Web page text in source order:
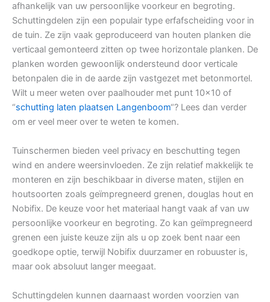
afhankelijk van uw persoonlijke voorkeur en begroting.
Schuttingdelen zijn een populair type erfafscheiding voor in
de tuin. Ze zijn vaak geproduceerd van houten planken die
verticaal gemonteerd zitten op twee horizontale planken. De
planken worden gewoonlijk ondersteund door verticale
betonpalen die in de aarde zijn vastgezet met betonmortel.
Wilt u meer weten over paalhouder met punt 10×10 of
“schutting laten plaatsen Langenboom“? Lees dan verder
om er veel meer over te weten te komen.
Tuinschermen bieden veel privacy en beschutting tegen
wind en andere weersinvloeden. Ze zijn relatief makkelijk te
monteren en zijn beschikbaar in diverse maten, stijlen en
houtsoorten zoals geïmpregneerd grenen, douglas hout en
Nobifix. De keuze voor het materiaal hangt vaak af van uw
persoonlijke voorkeur en begroting. Zo kan geïmpregneerd
grenen een juiste keuze zijn als u op zoek bent naar een
goedkope optie, terwijl Nobifix duurzamer en robuuster is,
maar ook absoluut langer meegaat.
Schuttingdelen kunnen daarnaast worden voorzien van